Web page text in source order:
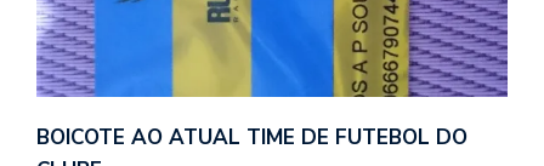
BOICOTE AO ATUAL TIME DE FUTEBOL DO